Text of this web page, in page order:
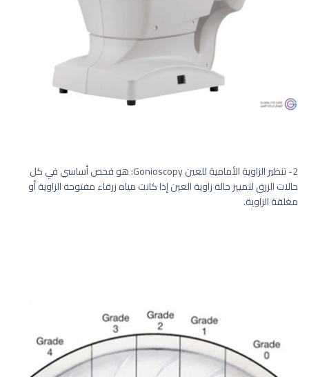
2- تنظير الزاوية الأمامية للعين Gonioscopy: هو فحص أساسي في كل
حالات الزرق لتمييز حالة زاوية العين إذا كانت مياه زرقاء مفتوحة الزاوية أو
مغلقة الزاوية.